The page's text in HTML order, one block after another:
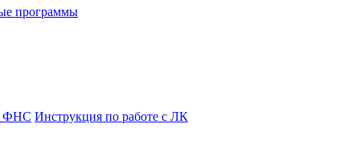
программы
ФНС Инструкция по работе с ЛК